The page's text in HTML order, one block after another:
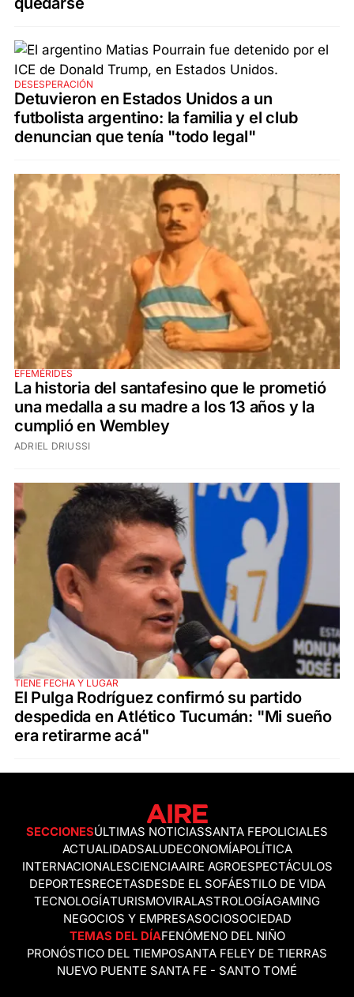
DESESPERACIÓN
Detuvieron en Estados Unidos a un
futbolista argentino: la familia y el club
denuncian que tenía "todo legal"
EFEMÉRIDES
La historia del santafesino que le prometió
una medalla a su madre a los 13 años y la
cumplió en Wembley
ADRIEL DRIUSSI
TIENE FECHA Y LUGAR
El Pulga Rodríguez confirmó su partido
despedida en Atlético Tucumán: "Mi sueño
era retirarme acá"
SECCIONESÚLTIMAS NOTICIASSANTA FEPOLICIALES
ACTUALIDADSALUDECONOMÍAPOLÍTICA
INTERNACIONALESCIENCIAAIRE AGROESPECTÁCULOS
DEPORTESRECETASDESDE EL SOFÁESTILO DE VIDA
TECNOLOGÍATURISMOVIRALASTROLOGÍAGAMING
NEGOCIOS Y EMPRESASOCIOSOCIEDAD
TEMAS DEL DÍAFENÓMENO DEL NIÑO
PRONÓSTICO DEL TIEMPOSANTA FELEY DE TIERRAS
NUEVO PUENTE SANTA FE - SANTO TOMÉ